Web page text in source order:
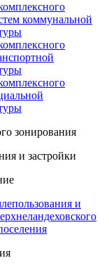
коммунальной
зонирования
и застройки
и